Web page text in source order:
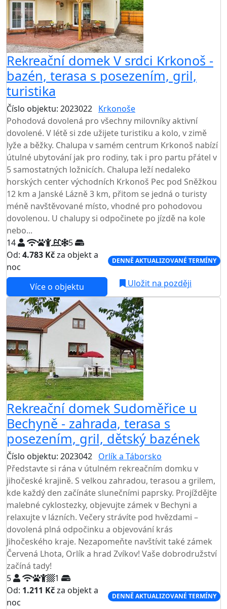
Rekreační domek V srdci Krkonoš -
bazén, terasa s posezením, gril,
turistika
Číslo objektu: 2023022 Krkonoše
Pohodová dovolená pro všechny milovníky aktivní
dovolené. V létě si zde užijete turistiku a kolo, v zimě
lyže a běžky. Chalupa v samém centrum Krkonoš nabízí
útulné ubytování jak pro rodiny, tak i pro partu přátel v
5 samostatných ložnicích. Chalupa leží nedaleko
horských center východních Krkonoš Pec pod Sněžkou
12 km a Janské Lázně 3 km, přitom se jedná o turisty
méně navštěvované místo, vhodné pro pohodovou
dovolenou. U chalupy si odpočinete po jízdě na kole
nebo...
14
5
Od: 4.783 Kčza objekt a
noc
DENNĚ AKTUALIZOVANÉ TERMÍNY
Více o objektu Uložit na později
Rekreační domek Sudoměřice u
Bechyně - zahrada, terasa s
posezením, gril, dětský bazének
Číslo objektu: 2023042 Orlík a Táborsko
Představte si rána v útulném rekreačním domku v
jihočeské krajině. S velkou zahradou, terasou a grilem,
kde každý den začínáte slunečními paprsky. Projíždějte
malebné cyklostezky, objevujte zámek v Bechyni a
relaxujte v lázních. Večery strávíte pod hvězdami –
dovolená plná odpočinku a objevování krás
Jihočeského kraje. Nezapomeňte navštívit také zámek
Červená Lhota, Orlík a hrad Zvíkov! Vaše dobrodružství
začíná tady!
5
1
Od: 1.211 Kčza objekt a
noc
DENNĚ AKTUALIZOVANÉ TERMÍNY